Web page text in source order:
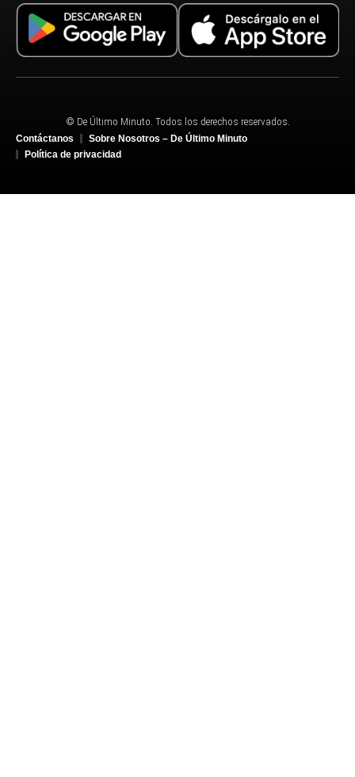
© De Último Minuto. Todos los derechos reservados.
Contáctanos
Sobre Nosotros – De Último Minuto
Política de privacidad